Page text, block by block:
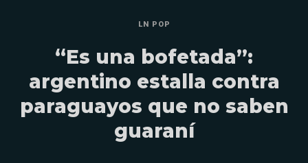
LN POP
“Es una bofetada”:
argentino estalla contra
paraguayos que no saben
guaraní